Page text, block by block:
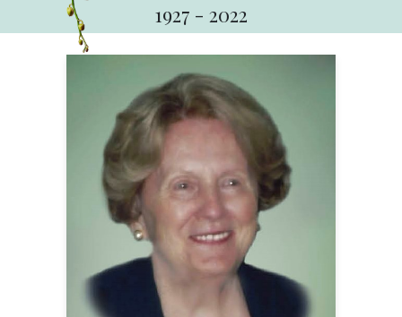
1927 - 2022